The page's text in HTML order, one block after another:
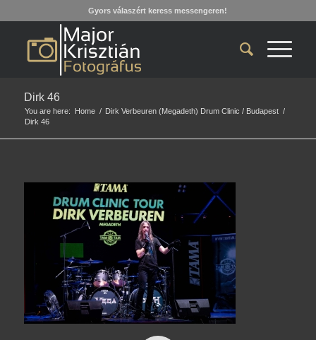
Gyors válaszért keress messengeren!
Dirk 46
You are here: Home / Dirk Verbeuren (Megadeth) Drum Clinic / Budapest /
Dirk 46